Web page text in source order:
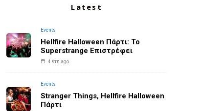
Latest
Events
Hellfire Halloween Πάρτι: Το
Superstrange Επιστρέφει
4 έτη ago
Events
Stranger Things, Hellfire Halloween
Πάρτι